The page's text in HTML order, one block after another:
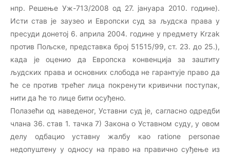
нпр. Решење Уж-713/2008 од 27. јануара 2010. године).
Исти став је заузео и Европски суд за људска права у
пресуди донетој 6. априла 2004. године у предмету Krzak
против Пољске, представка број 51515/99, ст. 23. до 25.),
када је оценио да Европска конвенција за заштиту
људских права и основних слобода не гарантује право да
ће се против трећег лица покренути кривични поступак,
нити да ће то лице бити осуђено.
Полазећи од наведеног, Уставни суд је, сагласно одредби
члана 36. став 1. тачка 7) Закона о Уставном суду, у овом
делу одбацио уставну жалбу као ratione personae
недопуштену у односу на право на правично суђење из